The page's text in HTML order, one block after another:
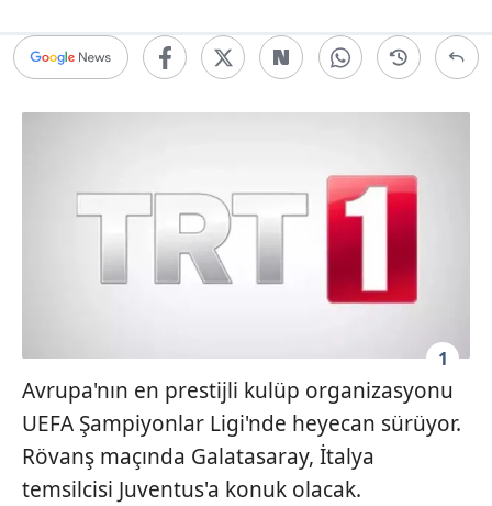
1
Avrupa'nın en prestijli kulüp organizasyonu
UEFA Şampiyonlar Ligi'nde heyecan sürüyor.
Rövanş maçında Galatasaray, İtalya
temsilcisi Juventus'a konuk olacak.